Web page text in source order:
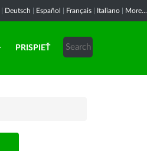
Deutsch Español Français Italiano More...
PRISPIEŤ